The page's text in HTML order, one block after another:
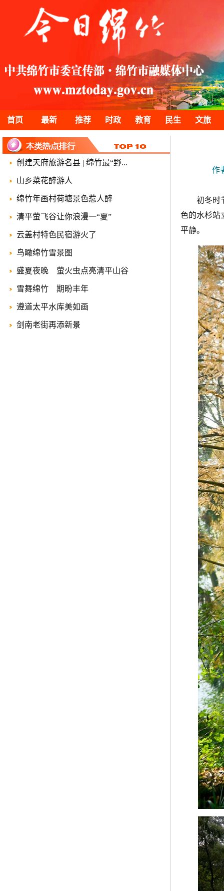
首页 最新 推荐 时政 教育 民生 文旅
创建天府旅游名县 | 绵竹最“野...
山乡菜花醉游人
绵竹年画村荷塘景色惹人醉
清平萤飞谷让你浪漫一“夏”
云盖村特色民宿游火了
鸟瞰绵竹雪景图
盛夏夜晚 萤火虫点亮清平山谷
雪舞绵竹 期盼丰年
遵道太平水库美如画
剑南老街再添新景
作
初冬时
色的水杉站
平静。